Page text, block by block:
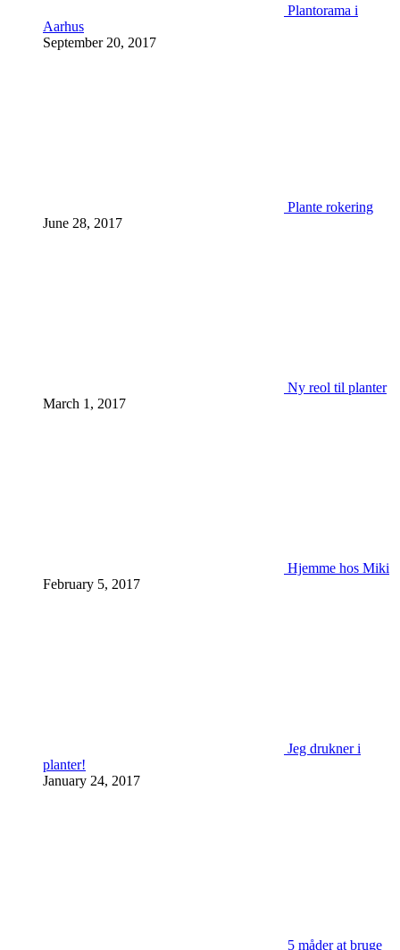
Plantorama i
Aarhus
September 20, 2017
Plante rokering
June 28, 2017
Ny reol til planter
March 1, 2017
Hjemme hos Miki
February 5, 2017
Jeg drukner i
planter!
January 24, 2017
5 måder at bruge